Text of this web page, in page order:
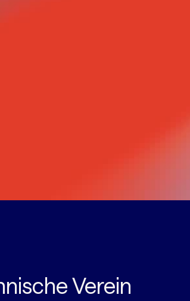
Verein